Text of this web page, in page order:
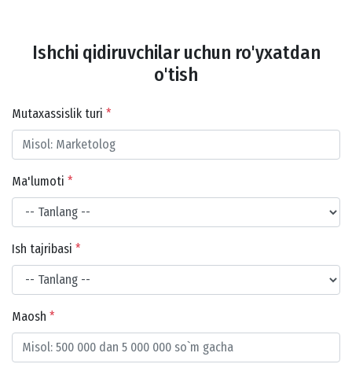
Ishchi qidiruvchilar uchun ro'yxatdan
o'tish
Mutaxassislik turi *
Ma'lumoti *
Ish tajribasi *
Maosh *